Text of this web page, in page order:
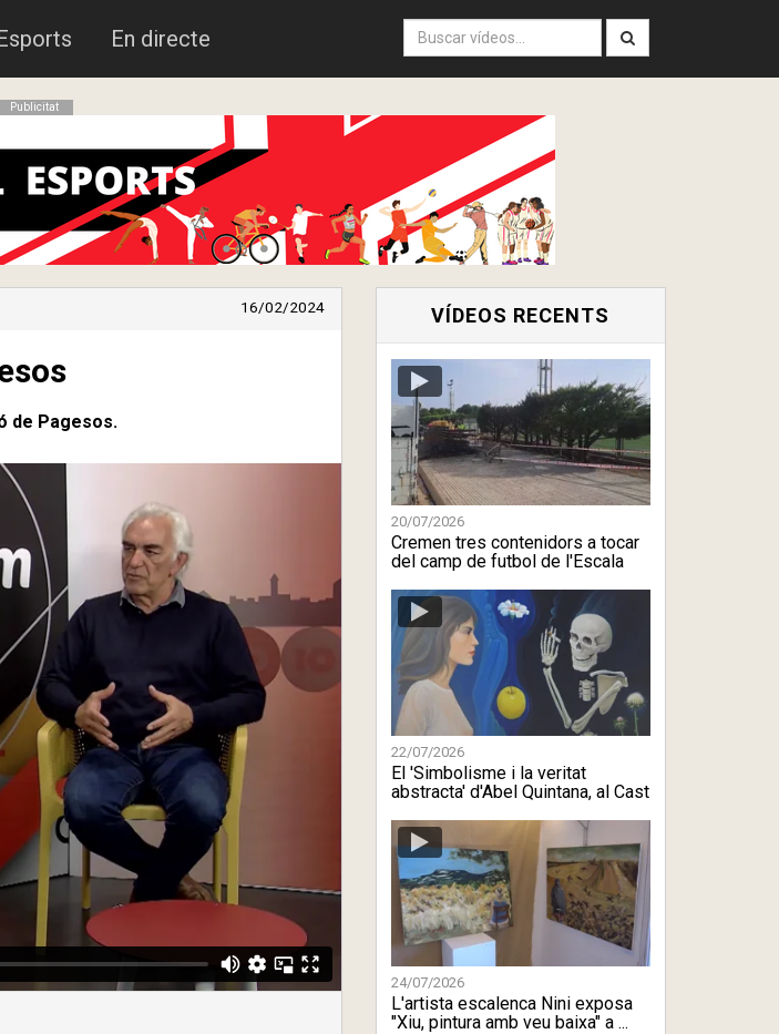
En directe
Publicitat
16/02/2024
de Pagesos.
VÍDEOS RECENTS
20/07/2026
Cremen tres contenidors a tocar
del camp de futbol de l'Escala
22/07/2026
El 'Simbolisme i la veritat
abstracta' d'Abel Quintana, al Cast
24/07/2026
L'artista escalenca Nini exposa
"Xiu, pintura amb veu baixa" a ...